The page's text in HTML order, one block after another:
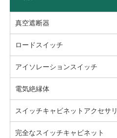
真空遮断器
ロードスイッチ
アイソレーションスイッチ
電気絶縁体
スイッチキャビネットアクセサリ
完全なスイッチキャビネット